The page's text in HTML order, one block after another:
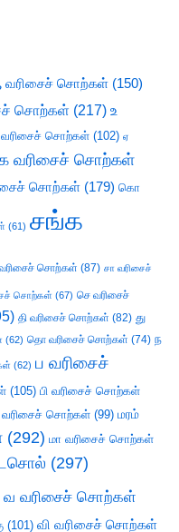
சொற்கள் (150)
சொற்கள் (217) உ
சொற்கள் (102) ஏ
வரிசைச் சொற்கள்
சொற்கள் (179) கொ
(61) சங்க
சொற்கள் (87) சா வரிசைச்
சொற்கள் (67) செ வரிசைச்
தி வரிசைச் சொற்கள் (82) து
(62) தொ வரிசைச் சொற்கள் (74) ந
(62) ப வரிசைச்
(105) பி வரிசைச் சொற்கள்
சொற்கள் (99) மரம்
(292) மா வரிசைச் சொற்கள்
(297)
வ வரிசைச் சொற்கள்
(101) வி வரிசைச் சொற்கள்